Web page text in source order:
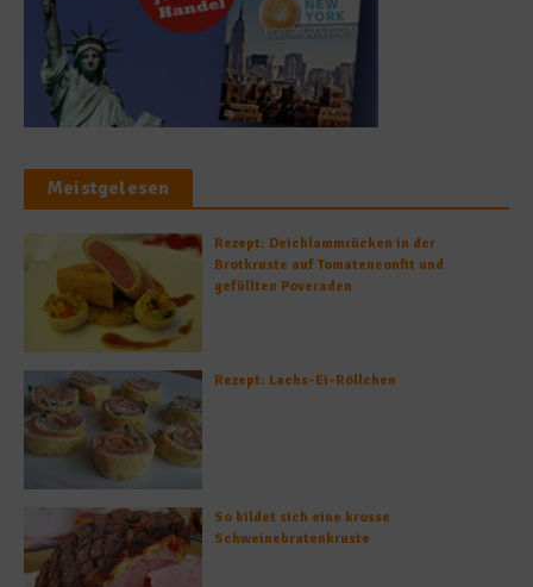
Meistgelesen
Rezept: Deichlammrücken in der
Brotkruste auf Tomatenconfit und
gefüllten Poveraden
Rezept: Lachs-Ei-Röllchen
So bildet sich eine krosse
Schweinebratenkruste